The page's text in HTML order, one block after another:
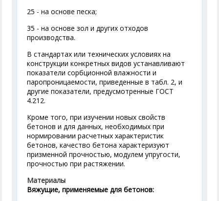
25 - на основе песка;
35 - на основе зол и других отходов
производства.
В стандартах или технических условиях на
конструкции конкретных видов устанавливают
показатели сорбционной влажности и
паропроницаемости, приведенные в табл. 2, и
другие показатели, предусмотренные ГОСТ
4.212.
Кроме того, при изучении новых свойств
бетонов и для данных, необходимых при
нормировании расчетных характеристик
бетонов, качество бетона характеризуют
призменной прочностью, модулем упругости,
прочностью при растяжении.
Материалы
Вяжущие, применяемые для бетонов: